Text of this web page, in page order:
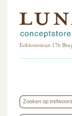
Eekhoutstraat 17b